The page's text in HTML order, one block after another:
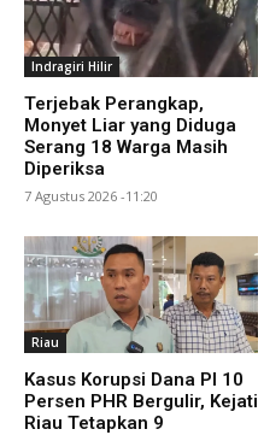
Indragiri Hilir
Terjebak Perangkap,
Monyet Liar yang Diduga
Serang 18 Warga Masih
Diperiksa
7 Agustus 2026 -11:20
Riau
Kasus Korupsi Dana PI 10
Persen PHR Bergulir, Kejati
Riau Tetapkan 9